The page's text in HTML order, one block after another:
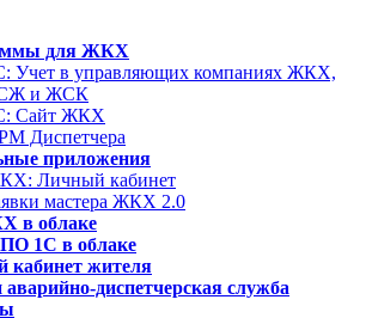
для ЖКХ
Учет в управляющих компаниях ЖКХ,
и ЖСК
Сайт ЖКХ
Диспетчера
приложения
Личный кабинет
мастера ЖКХ 2.0
в облаке
ПО 1С в облаке
кабинет жителя
диспетчерская служба